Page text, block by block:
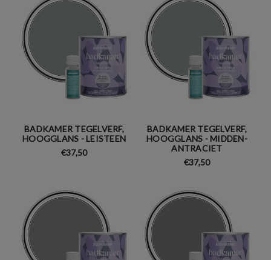
BADKAMER TEGELVERF,
HOOGGLANS - LEISTEEN
€37,50
BADKAMER TEGELVERF,
HOOGGLANS - MIDDEN-
ANTRACIET
€37,50